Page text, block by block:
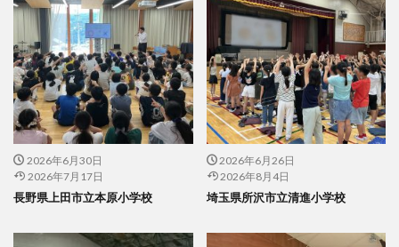
2026年6月30日
2026年7月17日
長野県上田市立本原小学校
2026年6月26日
2026年8月4日
埼玉県所沢市立清進小学校